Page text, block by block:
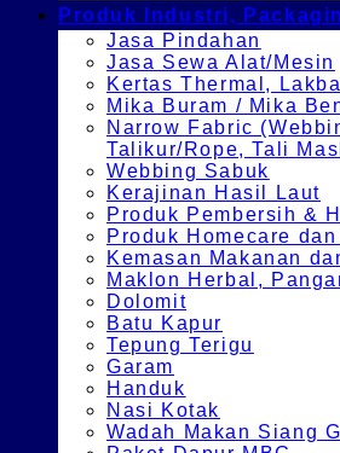
Produk Industri,
Jasa Pindahan
Jasa Sewa Alat/Mesin
Kertas Thermal,
Mika Buram / Mika
Narrow Fabric
Talikur/Rope, Tali
Webbing Sabuk
Kerajinan Hasil Laut
Produk Pembersih &
Produk Homecare
Kemasan Makanan
Maklon Herbal,
Dolomit
Batu Kapur
Tepung Terigu
Garam
Handuk
Nasi Kotak
Wadah Makan Siang